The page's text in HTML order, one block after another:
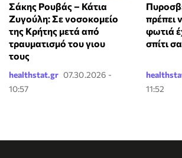
Σάκης Ρουβάς – Κάτια
Ζυγούλη: Σε νοσοκομείο
της Κρήτης μετά από
τραυματισμό του γιου
τους
healthstat.gr 07.30.2026 -
10:57
πρέπει
φωτιά
σπίτι
11:52